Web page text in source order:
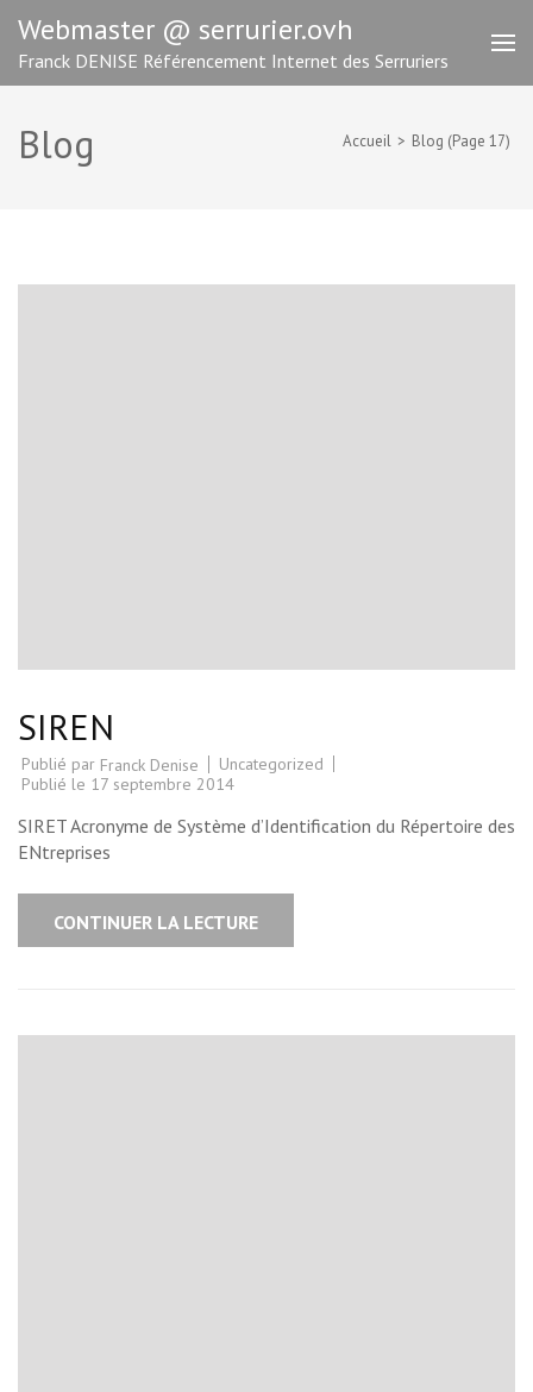
contenu
(Pressez
Webmaster @ serrurier.ovh
Franck DENISE Référencement Internet des Serruriers
Blog Accueil > Blog (Page 17)
Blog
SIREN
Publié par Franck Denise
Uncategorized
Publié le 17 septembre 2014
SIRET Acronyme de Système d’Identification du Répertoire des
ENtreprises
CONTINUER LA LECTURE